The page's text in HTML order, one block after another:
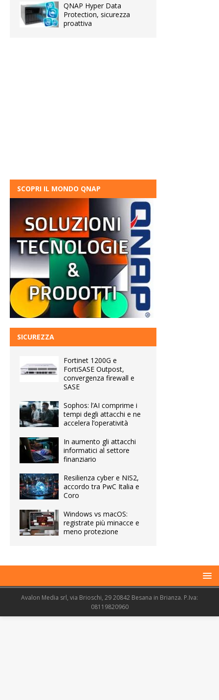
QNAP Hyper Data
Protection, sicurezza
proattiva
SCOPRI IL MONDO QNAP
SICUREZZA
Fortinet 1200G e
FortiSASE Outpost,
convergenza firewall e
SASE
Sophos: l’AI comprime i
tempi degli attacchi e ne
accelera l’operatività
In aumento gli attacchi
informatici al settore
finanziario
Resilienza cyber e NIS2,
accordo tra PwC Italia e
Coro
Windows vs macOS:
registrate più minacce e
meno protezione
Avalon Media srl, via Brioschi, 29 20842 Besana in Brianza. P.Iva:
08119820960